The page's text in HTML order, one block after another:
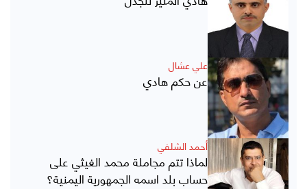
علي عشال
عن حكم هادي
أحمد الشلفي
لماذا تتم مجاملة محمد الغيثي على
حساب بلد اسمه الجمهورية اليمنية؟